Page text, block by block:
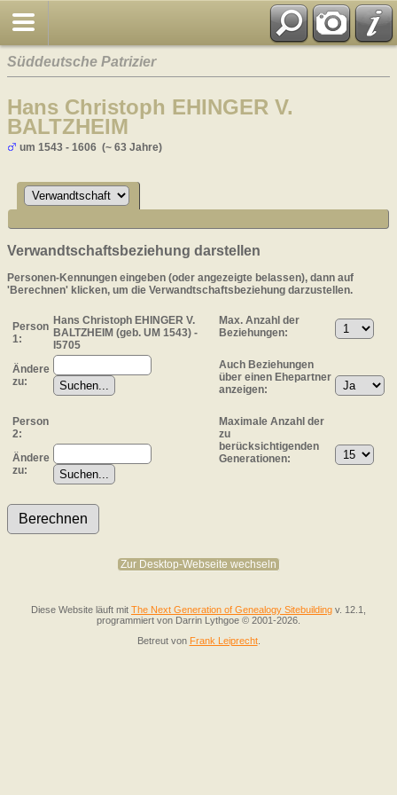
Süddeutsche Patrizier
Hans Christoph EHINGER V.
BALTZHEIM
um 1543 - 1606 (~ 63 Jahre)
Verwandtschaftsbeziehung darstellen
Personen-Kennungen eingeben (oder angezeigte belassen), dann auf
'Berechnen' klicken, um die Verwandtschaftsbeziehung darzustellen.
Person
1:
Hans Christoph EHINGER V.
BALTZHEIM (geb. UM 1543) -
I5705
Ändere
zu:
Person
2:
Ändere
zu:
Max. Anzahl der
Beziehungen:
Auch Beziehungen
über einen Ehepartner
anzeigen:
Maximale Anzahl der
zu
berücksichtigenden
Generationen:
Zur Desktop-Webseite wechseln
Diese Website läuft mit The Next Generation of Genealogy Sitebuilding v. 12.1,
programmiert von Darrin Lythgoe © 2001-2026.
Betreut von Frank Leiprecht.